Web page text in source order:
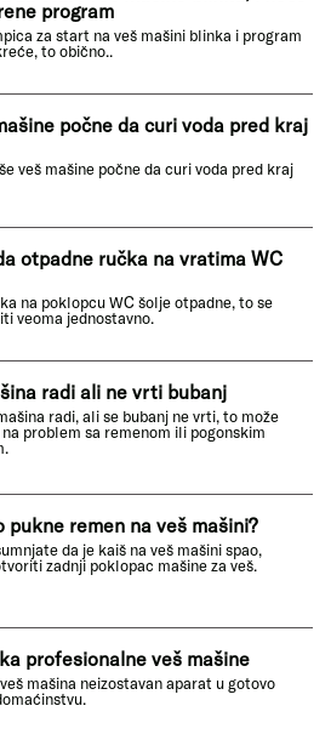
program
za start na veš mašini blinka i program
to obično..
počne da curi voda pred kraj
veš mašine počne da curi voda pred kraj
otpadne ručka na vratima WC
na poklopcu WC šolje otpadne, to se
veoma jednostavno.
radi ali ne vrti bubanj
radi, ali se bubanj ne vrti, to može
problem sa remenom ili pogonskim
pukne remen na veš mašini?
da je kaiš na veš mašini spao,
zadnji poklopac mašine za veš.
profesionalne veš mašine
mašina neizostavan aparat u gotovo